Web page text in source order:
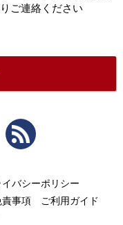
ご連絡ください
イバシーポリシー
責事項
ご利用ガイド